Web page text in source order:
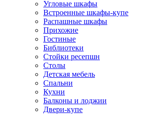
Угловые шкафы
Встроенные шкафы-купе
Распашные шкафы
Прихожие
Гостиные
Библиотеки
Стойки ресепшн
Столы
Детская мебель
Спальни
Кухни
Балконы и лоджии
Двери-купе